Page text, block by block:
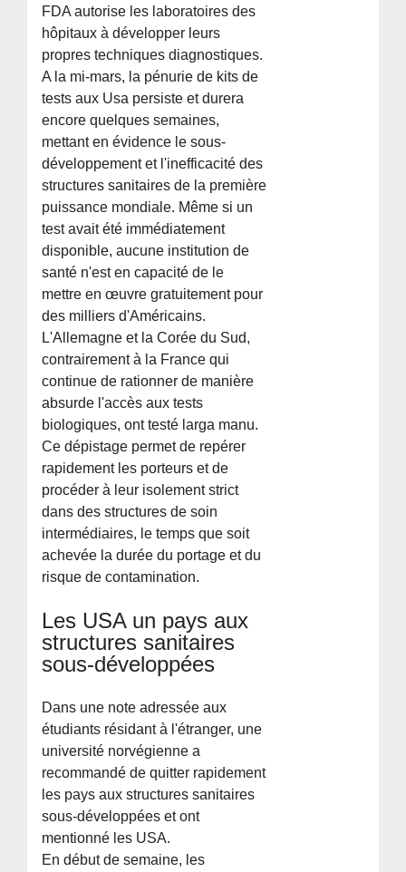
FDA autorise les laboratoires des
hôpitaux à développer leurs
propres techniques diagnostiques.
A la mi-mars, la pénurie de kits de
tests aux Usa persiste et durera
encore quelques semaines,
mettant en évidence le sous-
développement et l'inefficacité des
structures sanitaires de la première
puissance mondiale. Même si un
test avait été immédiatement
disponible, aucune institution de
santé n'est en capacité de le
mettre en œuvre gratuitement pour
des milliers d'Américains.
L'Allemagne et la Corée du Sud,
contrairement à la France qui
continue de rationner de manière
absurde l'accès aux tests
biologiques, ont testé larga manu.
Ce dépistage permet de repérer
rapidement les porteurs et de
procéder à leur isolement strict
dans des structures de soin
intermédiaires, le temps que soit
achevée la durée du portage et du
risque de contamination.
Les USA un pays aux
structures sanitaires
sous-développées
Dans une note adressée aux
étudiants résidant à l'étranger, une
université norvégienne a
recommandé de quitter rapidement
les pays aux structures sanitaires
sous-développées et ont
mentionné les USA.
En début de semaine, les